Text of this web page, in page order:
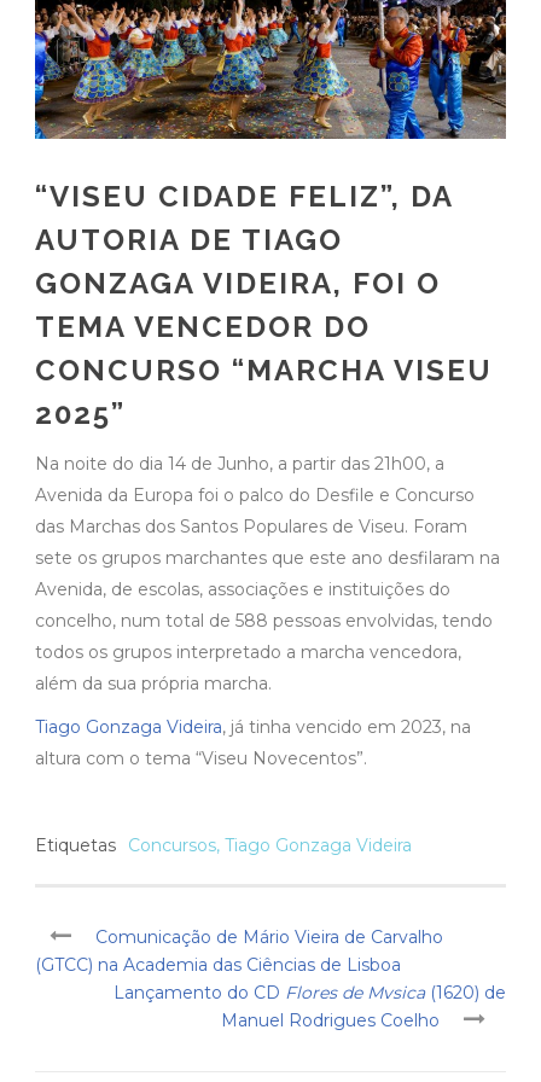
“VISEU CIDADE FELIZ”, DA
AUTORIA DE TIAGO
GONZAGA VIDEIRA, FOI O
TEMA VENCEDOR DO
CONCURSO “MARCHA VISEU
2025”
Na noite do dia 14 de Junho, a partir das 21h00, a
Avenida da Europa foi o palco do Desfile e Concurso
das Marchas dos Santos Populares de Viseu. Foram
sete os grupos marchantes que este ano desfilaram na
Avenida, de escolas, associações e instituições do
concelho, num total de 588 pessoas envolvidas, tendo
todos os grupos interpretado a marcha vencedora,
além da sua própria marcha.
Tiago Gonzaga Videira, já tinha vencido em 2023, na
altura com o tema “Viseu Novecentos”.
Etiquetas Concursos, Tiago Gonzaga Videira
Comunicação de Mário Vieira de Carvalho
(GTCC) na Academia das Ciências de Lisboa
Lançamento do CD Flores de Mvsica(1620) de
Manuel Rodrigues Coelho